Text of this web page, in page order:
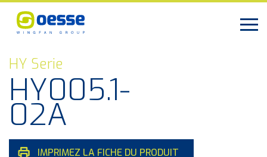
HY Serie
HY005.1-
02A
IMPRIMEZ LA FICHE DU PRODUIT